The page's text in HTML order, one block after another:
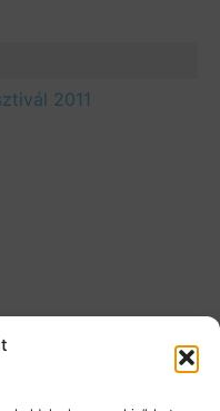
2011